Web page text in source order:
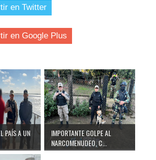
en Twitter
en Google Plus
PAÍS A UN
IMPORTANTE GOLPE AL
NARCOMENUDEO, C...